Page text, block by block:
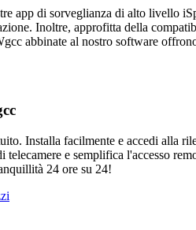
app di sorveglianza di alto livello
Inoltre, approfitta della
abbinate al nostro software
Installa facilmente e accedi alla
e semplifica l'accesso
24 ore su 24!